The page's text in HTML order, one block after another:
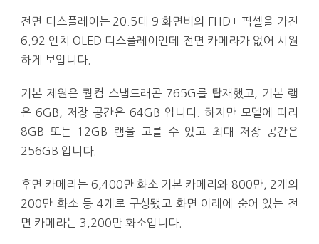
전면 디스플레이는 20.5대 9 화면비의 FHD+ 픽셀을 가진
6.92 인치 OLED 디스플레이인데 전면 카메라가 없어 시원
하게 보입니다.
기본 제원은 퀄컴 스냅드래곤 765G를 탑재했고, 기본 램
은 6GB, 저장 공간은 64GB 입니다. 하지만 모델에 따라
8GB 또는 12GB 램을 고를 수 있고 최대 저장 공간은
256GB 입니다.
후면 카메라는 6,400만 화소 기본 카메라와 800만, 2개의
200만 화소 등 4개로 구성됐고 화면 아래에 숨어 있는 전
면 카메라는 3,200만 화소입니다.